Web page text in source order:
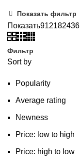
Показать фильтр
Показать912182436
Фильтр
Sort by
Popularity
Average rating
Newness
Price: low to high
Price: high to low